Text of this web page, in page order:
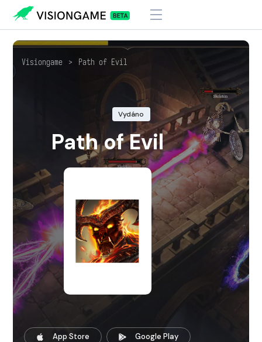
Visiongame > Path of Evil
Vydáno
Path of Evil
App Store Google Play